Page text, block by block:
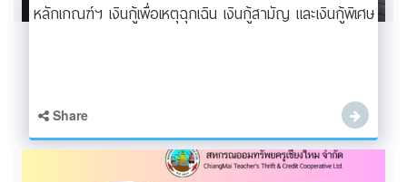
หลักเกณฑ์ฯ เงินกู้เพื่อเหตุฉุกเฉิน เงินกู้สามัญ และเงินกู้พิเศษ
Share